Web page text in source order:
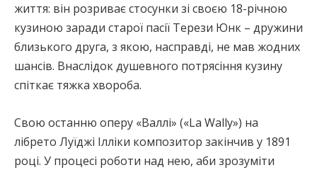
життя: він розриває стосунки зі своєю 18-річною
кузиною заради старої пасії Терези Юнк – дружини
близького друга, з якою, насправді, не мав жодних
шансів. Внаслідок душевного потрясіння кузину
спіткає тяжка хвороба.
Свою останню оперу «Валлі» («La Wally») на
лібрето Луїджі Ілліки композитор закінчив у 1891
році. У процесі роботи над нею, аби зрозуміти